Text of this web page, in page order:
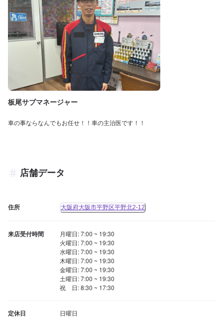
板尾サブマネージャー
車の事ならなんでもお任せ！！車の主治医です！！
店舗データ
住所 大阪府大阪市平野区平野北2-12
来店受付時間
月曜日: 7:00 ~ 19:30
火曜日: 7:00 ~ 19:30
水曜日: 7:00 ~ 19:30
木曜日: 7:00 ~ 19:30
金曜日: 7:00 ~ 19:30
土曜日: 7:00 ~ 19:30
祝　日: 8:30 ~ 17:30
定休日 日曜日